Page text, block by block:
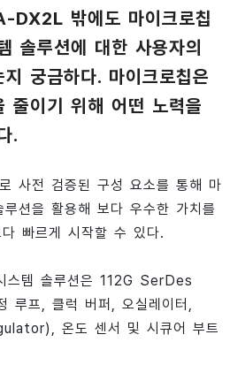
밖에도 마이크로칩
솔루션에 대한 사용자의
궁금하다. 마이크로칩은
줄이기 위해 어떤 노력을
.
사전 검증된 구성 요소를 통해 마
션을 활용해 보다 우수한 가치를
빠르게 시작할 수 있다.
템 솔루션은 112G SerDes
루프, 클럭 버퍼, 오실레이터,
온도 센서 및 시큐어 부트